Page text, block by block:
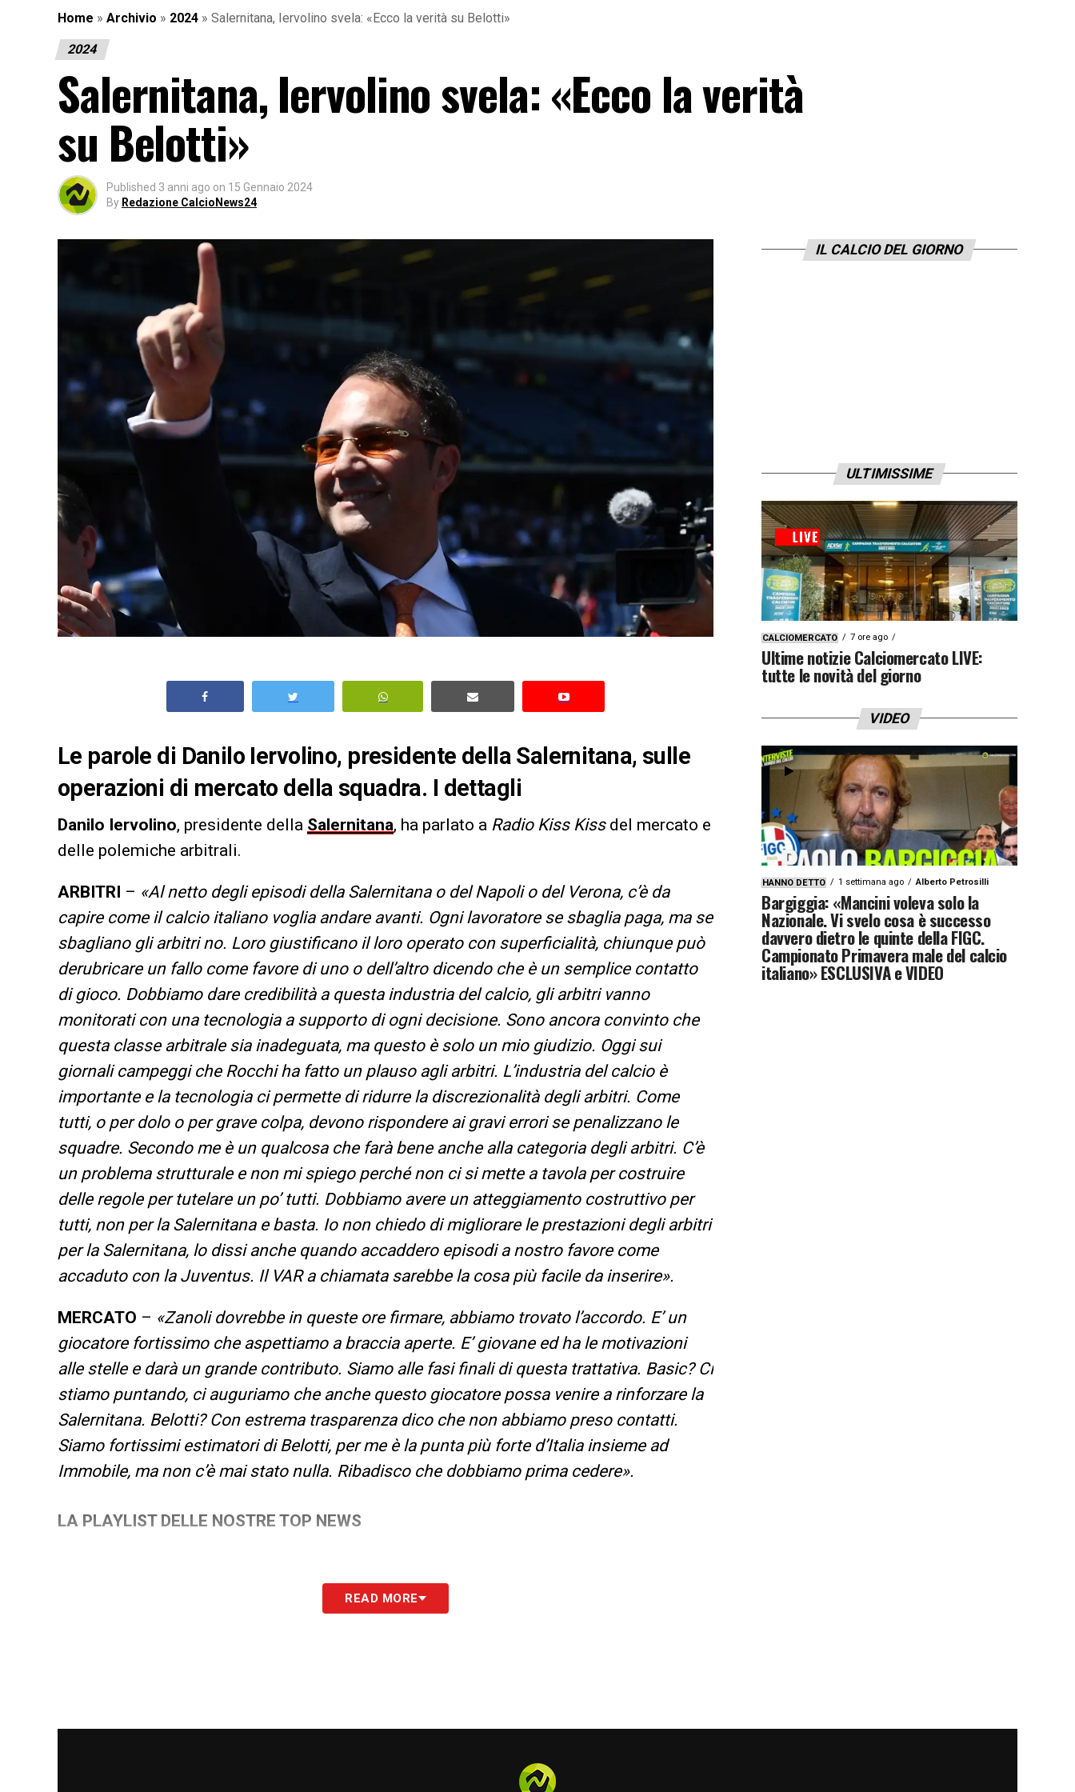
Home » Archivio » 2024 » Salernitana, Iervolino svela: «Ecco la verità su Belotti»
2024
Salernitana, Iervolino svela: «Ecco la verità
su Belotti»
Published 3 anni ago on 15 Gennaio 2024
By Redazione CalcioNews24
Le parole di Danilo Iervolino, presidente della Salernitana, sulle
operazioni di mercato della squadra. I dettagli
Danilo Iervolino, presidente della Salernitana, ha parlato a Radio Kiss Kissdel mercato e
delle polemiche arbitrali.
ARBITRI – «Al netto degli episodi della Salernitana o del Napoli o del Verona, c’è da
capire come il calcio italiano voglia andare avanti. Ogni lavoratore se sbaglia paga, ma se
sbagliano gli arbitri no. Loro giustificano il loro operato con superficialità, chiunque può
derubricare un fallo come favore di uno o dell’altro dicendo che è un semplice contatto
di gioco. Dobbiamo dare credibilità a questa industria del calcio, gli arbitri vanno
monitorati con una tecnologia a supporto di ogni decisione. Sono ancora convinto che
questa classe arbitrale sia inadeguata, ma questo è solo un mio giudizio. Oggi sui
giornali campeggi che Rocchi ha fatto un plauso agli arbitri. L’industria del calcio è
importante e la tecnologia ci permette di ridurre la discrezionalità degli arbitri. Come
tutti, o per dolo o per grave colpa, devono rispondere ai gravi errori se penalizzano le
squadre. Secondo me è un qualcosa che farà bene anche alla categoria degli arbitri. C’è
un problema strutturale e non mi spiego perché non ci si mette a tavola per costruire
delle regole per tutelare un po’ tutti. Dobbiamo avere un atteggiamento costruttivo per
tutti, non per la Salernitana e basta. Io non chiedo di migliorare le prestazioni degli arbitri
per la Salernitana, lo dissi anche quando accaddero episodi a nostro favore come
accaduto con la Juventus. Il VAR a chiamata sarebbe la cosa più facile da inserire».
MERCATO – «Zanoli dovrebbe in queste ore firmare, abbiamo trovato l’accordo. E’ un
giocatore fortissimo che aspettiamo a braccia aperte. E’ giovane ed ha le motivazioni
alle stelle e darà un grande contributo. Siamo alle fasi finali di questa trattativa. Basic? Ci
stiamo puntando, ci auguriamo che anche questo giocatore possa venire a rinforzare la
Salernitana. Belotti? Con estrema trasparenza dico che non abbiamo preso contatti.
Siamo fortissimi estimatori di Belotti, per me è la punta più forte d’Italia insieme ad
Immobile, ma non c’è mai stato nulla. Ribadisco che dobbiamo prima cedere».
LA PLAYLIST DELLE NOSTRE TOP NEWS
READ MORE
IL CALCIO DEL GIORNO
ULTIMISSIME
CALCIOMERCATO 7 ore ago
Ultime notizie Calciomercato LIVE:
tutte le novità del giorno
VIDEO
HANNO DETTO 1 settimana ago Alberto Petrosilli
Bargiggia: «Mancini voleva solo la
Nazionale. Vi svelo cosa è successo
davvero dietro le quinte della FIGC.
Campionato Primavera male del calcio
italiano» ESCLUSIVA e VIDEO